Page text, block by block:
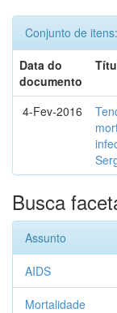
Conjunto de itens:
Data do
documento
4-Fev-2016
Busca
Assunto
AIDS
Mortalidade